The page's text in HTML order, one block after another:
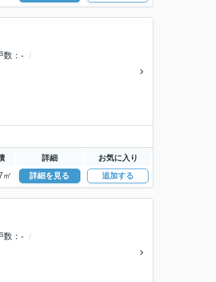
数
-
詳細 お気に入り
㎡ 詳細を見る 追加する
数
-